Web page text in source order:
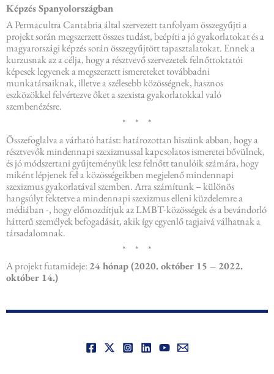
Képzés Spanyolországban
A Permacultra Cantabria által szervezett tanfolyam összegyűjti a
projekt során megszerzett összes tudást, beépíti a jó gyakorlatokat és a
magyarországi képzés során összegyűjtött tapasztalatokat. Ennek a
kurzusnak az a célja, hogy a résztvevő szervezetek felnőttoktatói
képesek legyenek a megszerzett ismereteket továbbadni
munkatársaiknak, illetve a szélesebb közösségnek, hasznos
eszközökkel felvértezve őket a szexista gyakorlatokkal való
szembenézésre.
* * *
Összefoglalva a várható hatást: határozottan hiszünk abban, hogy a
résztvevők mindennapi szexizmussal kapcsolatos ismeretei bővülnek,
és jó módszertani gyűjteményük lesz felnőtt tanulóik számára, hogy
miként lépjenek fel a közösségeikben megjelenő mindennapi
szexizmus gyakorlatával szemben. Arra számítunk – különös
hangsúlyt fektetve a mindennapi szexizmus elleni küzdelemre a
médiában -, hogy előmozdítjuk az LMBT-közösségek és a bevándorló
hátterű személyek befogadását, akik így egyenlő tagjaivá válhatnak a
társadalomnak.
* * *
A projekt futamideje: 24 hónap (2020. október 15 – 2022.
október 14.)